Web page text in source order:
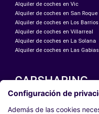
Alquiler de coches en Vic
Alquiler de coches en San Roque
Alquiler de coches en Los Barrios
Alquiler de coches en Villarreal
Alquiler de coches en La Solana
Alquiler de coches en Las Gabias
CARSHARING
NUESTRAS CIUDADES
Paris